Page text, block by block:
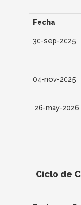
Fecha
30-sep-2025
04-nov-2025
26-may-2026
Ciclo de